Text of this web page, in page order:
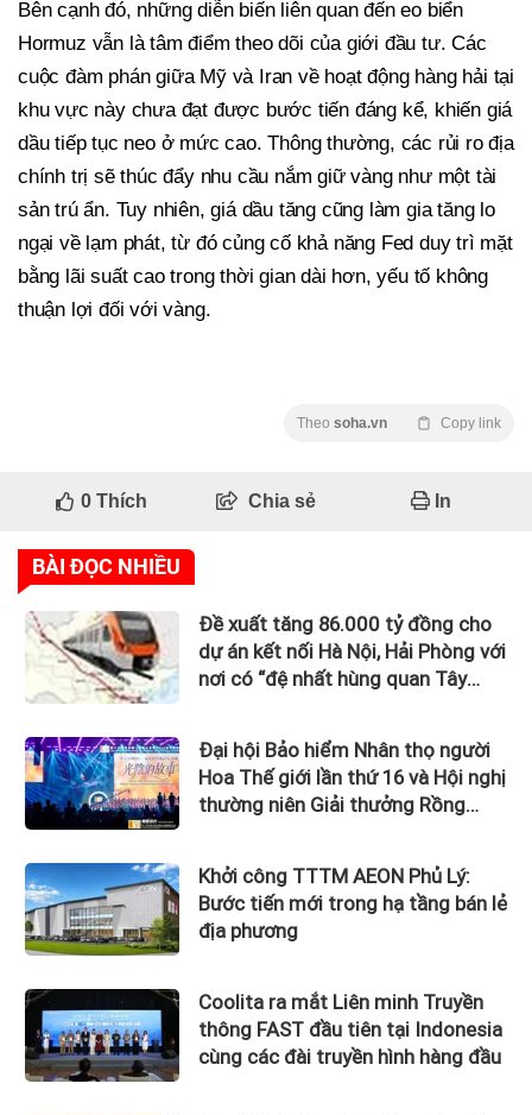
Bên cạnh đó, những diễn biến liên quan đến eo biển
Hormuz vẫn là tâm điểm theo dõi của giới đầu tư. Các
cuộc đàm phán giữa Mỹ và Iran về hoạt động hàng hải tại
khu vực này chưa đạt được bước tiến đáng kể, khiến giá
dầu tiếp tục neo ở mức cao. Thông thường, các rủi ro địa
chính trị sẽ thúc đẩy nhu cầu nắm giữ vàng như một tài
sản trú ẩn. Tuy nhiên, giá dầu tăng cũng làm gia tăng lo
ngại về lạm phát, từ đó củng cố khả năng Fed duy trì mặt
bằng lãi suất cao trong thời gian dài hơn, yếu tố không
thuận lợi đối với vàng.
Theo soha.vn Copy link
0Thích Chia sẻ In
BÀI ĐỌC NHIỀU
Đề xuất tăng 86.000 tỷ đồng cho
dự án kết nối Hà Nội, Hải Phòng với
nơi có “đệ nhất hùng quan Tây
Đại hội Bảo hiểm Nhân thọ người
Hoa Thế giới lần thứ 16 và Hội nghị
thường niên Giải thưởng Rồng
trọng thể
Khởi công TTTM AEON Phủ Lý:
Bước tiến mới trong hạ tầng bán lẻ
địa phương
Coolita ra mắt Liên minh Truyền
thông FAST đầu tiên tại Indonesia
cùng các đài truyền hình hàng đầu